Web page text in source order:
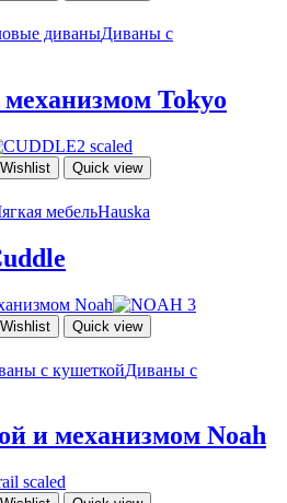
диваныДиваны с
Tokyo
Quick view
мебельHauska
Quick view
с кушеткойДиваны с
и механизмом Noah